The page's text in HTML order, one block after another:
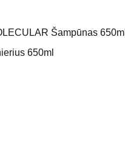
Šampūnas
650ml